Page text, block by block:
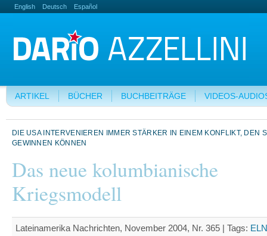
English Deutsch Español
ARTIKEL BÜCHER BUCHBEITRÄGE VIDEOS-
DIE USA INTERVENIEREN IMMER STÄRKER IN EINEM KONFLIKT, DEN
GEWINNEN KÖNNEN
Das neue kolumbianische
Kriegsmodell
Lateinamerika Nachrichten, November 2004, Nr. 365 | Tags: ELN